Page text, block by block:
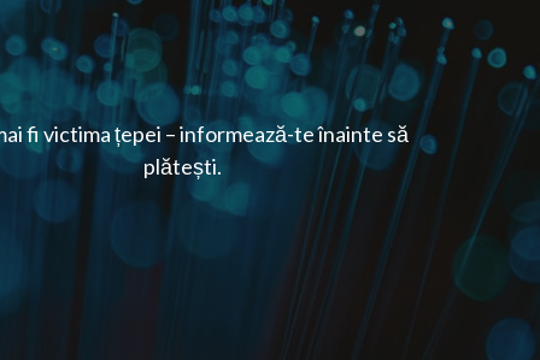
fi victima țepei – informează-te înainte să
plătești.